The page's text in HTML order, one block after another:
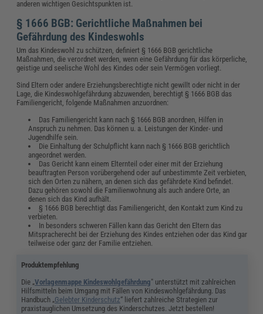
anderen wichtigen Gesichtspunkten ist.
§ 1666 BGB: Gerichtliche Maßnahmen bei
Gefährdung des Kindeswohls
Um das Kindeswohl zu schützen, definiert § 1666 BGB gerichtliche
Maßnahmen, die verordnet werden, wenn eine Gefährdung für das körperliche,
geistige und seelische Wohl des Kindes oder sein Vermögen vorliegt.
Sind Eltern oder andere Erziehungsberechtigte nicht gewillt oder nicht in der
Lage, die Kindeswohlgefährdung abzuwenden, berechtigt § 1666 BGB das
Familiengericht, folgende Maßnahmen anzuordnen:
Das Familiengericht kann nach § 1666 BGB anordnen, Hilfen in
Anspruch zu nehmen. Das können u. a. Leistungen der Kinder- und
Jugendhilfe sein.
Die Einhaltung der Schulpflicht kann nach § 1666 BGB gerichtlich
angeordnet werden.
Das Gericht kann einem Elternteil oder einer mit der Erziehung
beauftragten Person vorübergehend oder auf unbestimmte Zeit verbieten,
sich den Orten zu nähern, an denen sich das gefährdete Kind befindet.
Dazu gehören sowohl die Familienwohnung als auch andere Orte, an
denen sich das Kind aufhält.
§ 1666 BGB berechtigt das Familiengericht, den Kontakt zum Kind zu
verbieten.
In besonders schweren Fällen kann das Gericht den Eltern das
Mitspracherecht bei der Erziehung des Kindes entziehen oder das Kind gar
teilweise oder ganz der Familie entziehen.
Produktempfehlung
Die „Vorlagenmappe Kindeswohlgefährdung" unterstützt mit zahlreichen
Hilfsmitteln beim Umgang mit Fällen von Kindeswohlgefährdung. Das
Handbuch „Gelebter Kinderschutz“ liefertzahlreiche Strategien zur
praxistauglichen Umsetzung des Kinderschutzes. Jetzt bestellen!